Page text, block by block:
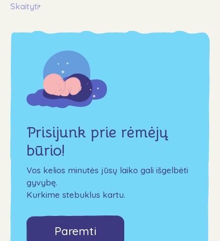
Skaityti›
Prisijunk prie rėmėjų
būrio!
Vos kelios minutės jūsų laiko gali išgelbėti
gyvybę.
Kurkime stebuklus kartu.
Paremti